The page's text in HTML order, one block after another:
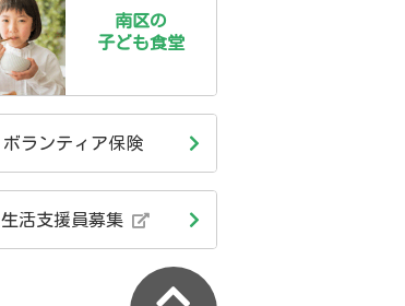
南区の
子ども食堂
ボランティア保険
生活支援員募集